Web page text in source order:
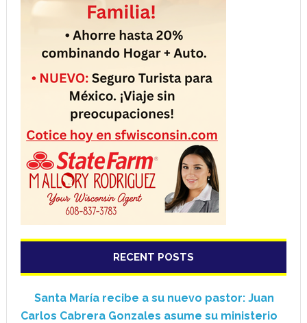
RECENT POSTS
Santa María recibe a su nuevo pastor: Juan
Carlos Cabrera Gonzales asume su ministerio